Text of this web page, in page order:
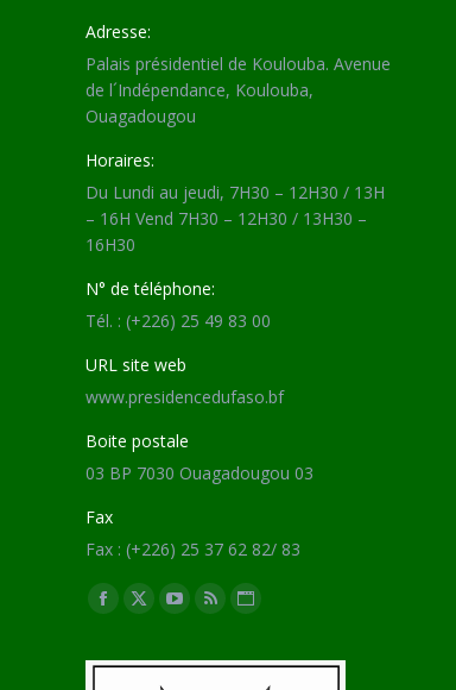
Adresse:
Palais présidentiel de Koulouba. Avenue
de l´Indépendance, Koulouba,
Ouagadougou
Horaires:
Du Lundi au jeudi, 7H30 – 12H30 / 13H
– 16H Vend 7H30 – 12H30 / 13H30 –
16H30
N° de téléphone:
Tél. : (+226) 25 49 83 00
URL site web
www.presidencedufaso.bf
Boite postale
03 BP 7030 Ouagadougou 03
Fax
Fax : (+226) 25 37 62 82/ 83
Trouvez nous sur :
Facebook
opens
X
opens
YouTube
opens
RSS
opens
Site
page